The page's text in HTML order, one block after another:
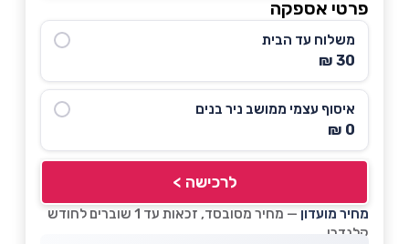
פרטי אספקה
משלוח עד הבית
30 ₪
איסוף עצמי ממושב ניר בנים
0 ₪
לרכישה >
מחיר מועדון
— מחיר מסובסד, זכאות עד 1 שוברים לחודש
קלנדרי